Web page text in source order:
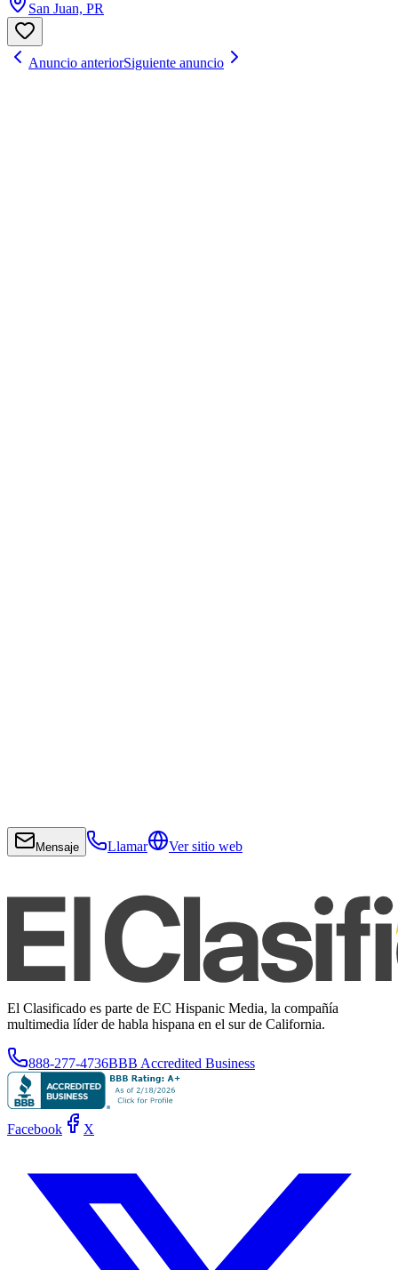
San Juan, PR
Anuncio anteriorSiguiente anuncio
Mensaje Llamar Ver sitio web
El Clasificado es parte de EC Hispanic Media, la compañía
multimedia líder de habla hispana en el sur de California.
888-277-4736BBB Accredited Business
Facebook X